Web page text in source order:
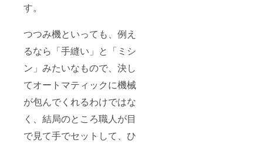
す。
つつみ機といっても、例え
るなら「手縫い」と「ミシ
ン」みたいなもので、決し
てオートマティックに機械
が包んでくれるわけではな
く、結局のところ職人が目
で見て手でセットして、ひ